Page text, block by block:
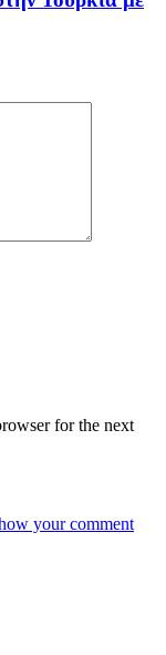
for the next
your comment